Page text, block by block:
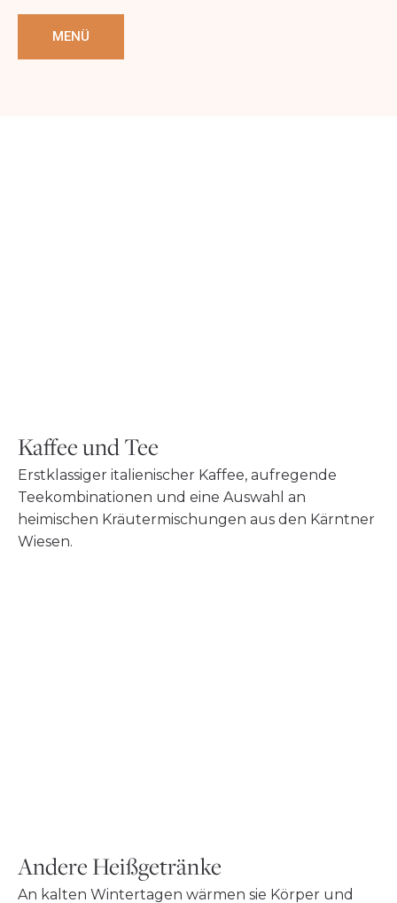
MENÜ
Kaffee und Tee
Erstklassiger italienischer Kaffee, aufregende
Teekombinationen und eine Auswahl an
heimischen Kräutermischungen aus den Kärntner
Wiesen.
Andere Heißgetränke
An kalten Wintertagen wärmen sie Körper und